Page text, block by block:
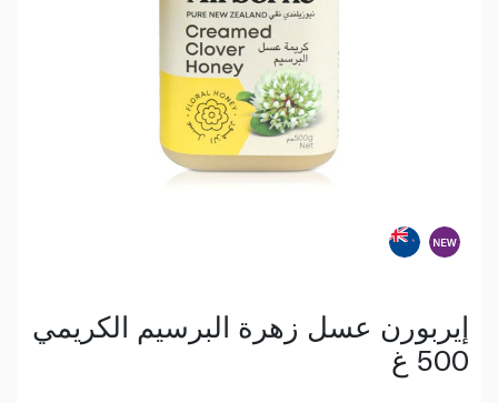
إيربورن عسل زهرة البرسيم الكريمي
500 غ